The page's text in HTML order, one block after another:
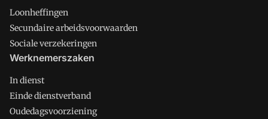
Loonheffingen
Secundaire arbeidsvoorwaarden
Sociale verzekeringen
Werknemerszaken
In dienst
Einde dienstverband
Oudedagsvoorziening